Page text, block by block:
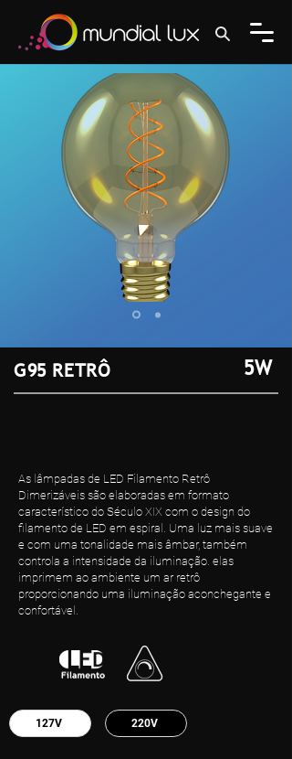
G95 RETRÔ 5W
As lâmpadas de LED Filamento Retrô
Dimerizáveis são elaboradas em formato
característico do Século XIX com o design do
filamento de LED em espiral. Uma luz mais suave
e com uma tonalidade mais âmbar, também
controla a intensidade da iluminação. elas
imprimem ao ambiente um ar retrô
proporcionando uma iluminação aconchegante e
confortável.
127V 220V